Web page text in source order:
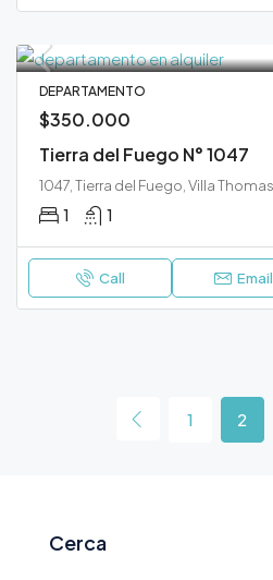
DEPARTAMENTO
$350.000
Tierra del Fuego N° 1047
1 1
Call Email
1 2
Cerca